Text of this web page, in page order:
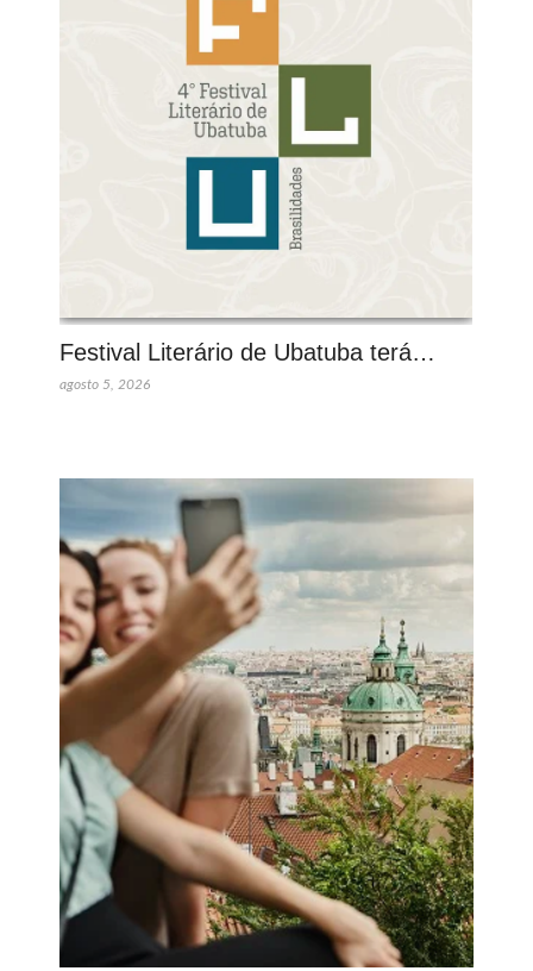
Festival Literário de Ubatuba terá…
agosto 5, 2026